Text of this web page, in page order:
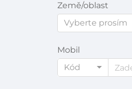
Země/oblast
Vyberte prosím
Mobil
Kód